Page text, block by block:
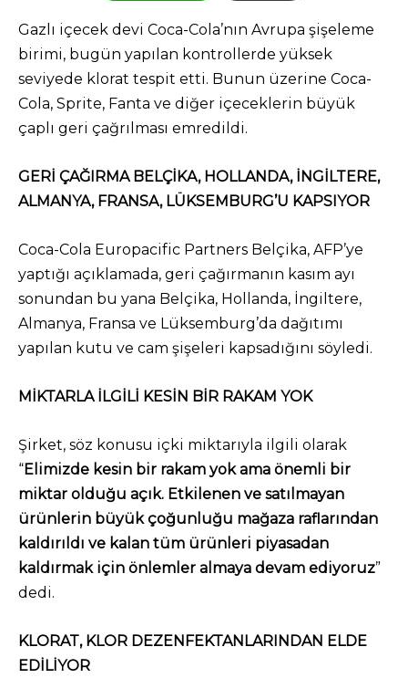
Gazlı içecek devi Coca-Cola’nın Avrupa şişeleme
birimi, bugün yapılan kontrollerde yüksek
seviyede klorat tespit etti. Bunun üzerine Coca-
Cola, Sprite, Fanta ve diğer içeceklerin büyük
çaplı geri çağrılması emredildi.
GERİ ÇAĞIRMA BELÇİKA, HOLLANDA, İNGİLTERE,
ALMANYA, FRANSA, LÜKSEMBURG’U KAPSIYOR
Coca-Cola Europacific Partners Belçika, AFP’ye
yaptığı açıklamada, geri çağırmanın kasım ayı
sonundan bu yana Belçika, Hollanda, İngiltere,
Almanya, Fransa ve Lüksemburg’da dağıtımı
yapılan kutu ve cam şişeleri kapsadığını söyledi.
MİKTARLA İLGİLİ KESİN BİR RAKAM YOK
Şirket, söz konusu içki miktarıyla ilgili olarak
“Elimizde kesin bir rakam yok ama önemli bir
miktar olduğu açık. Etkilenen ve satılmayan
ürünlerin büyük çoğunluğu mağaza raflarından
kaldırıldı ve kalan tüm ürünleri piyasadan
kaldırmak için önlemler almaya devam ediyoruz”
dedi.
KLORAT, KLOR DEZENFEKTANLARINDAN ELDE
EDİLİYOR